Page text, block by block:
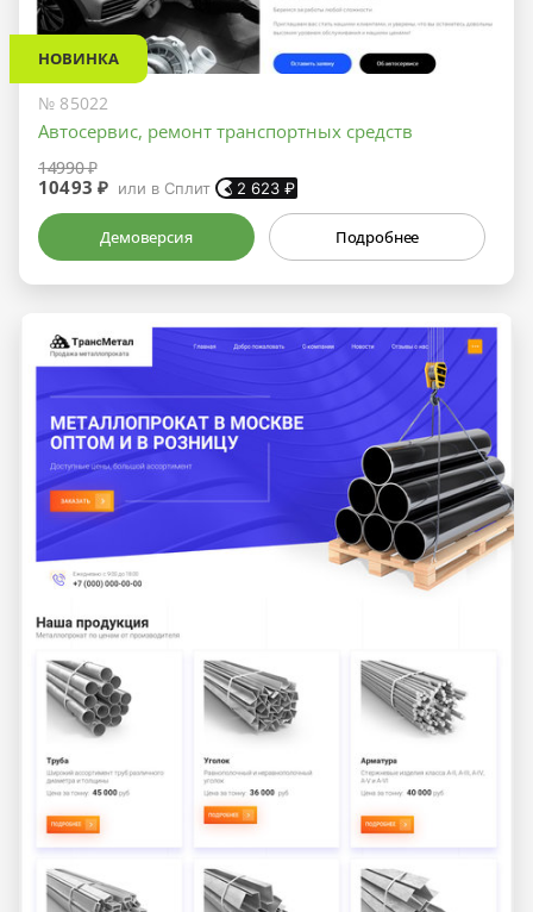
НОВИНКА
№ 85022
Автосервис, ремонт транспортных средств
14990 ₽
10493 ₽ или в Сплит 2 623 ₽
Демоверсия Подробнее